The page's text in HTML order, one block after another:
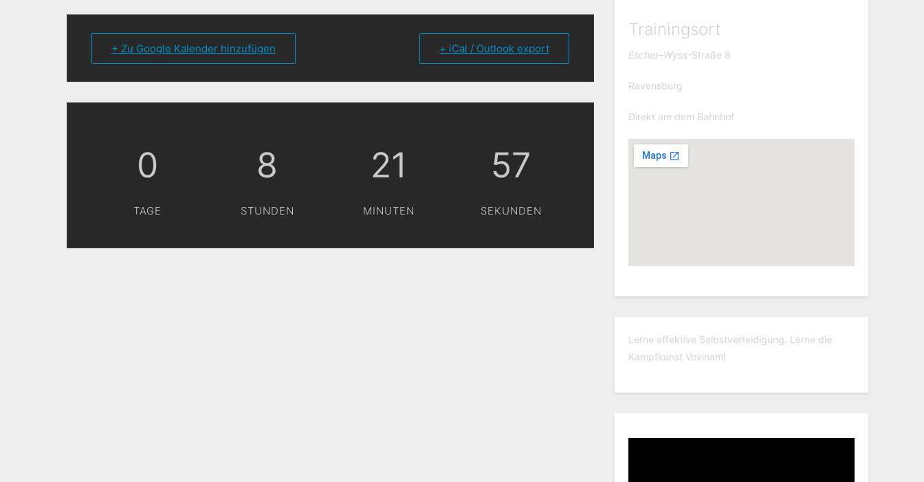
+ Zu Google Kalender hinzufügen + iCal / Outlook export
0
TAGE
8
STUNDEN
21
MINUTEN
56
SEKUNDEN
Trainingsort
Escher–Wyss-Straße 8
Ravensburg
Direkt am dem Bahnhof
Lerne effektive Selbstverteidigung. Lerne die
Kampfkunst Vovinam!